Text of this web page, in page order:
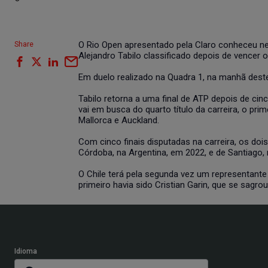
Share
O Rio Open apresentado pela Claro conheceu
Alejandro Tabilo classificado depois de vencer
Em duelo realizado na Quadra 1, na manhã
Tabilo retorna a uma final de ATP depois de
vai em busca do quarto título da carreira, o
Mallorca e Auckland.
Com cinco finais disputadas na carreira, os
Córdoba, na Argentina, em 2022, e de Santiago,
O Chile terá pela segunda vez um
primeiro havia sido Cristian Garin, que se
Idioma